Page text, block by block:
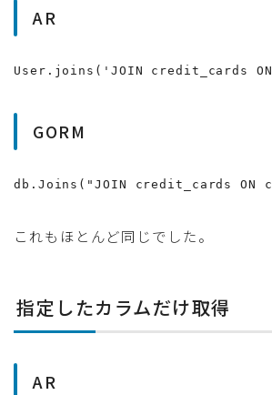
AR
User.joins('JOIN credit_cards
GORM
db.Joins("JOIN credit_cards ON
これもほとんど同じでした。
指定したカラムだけ取得
AR